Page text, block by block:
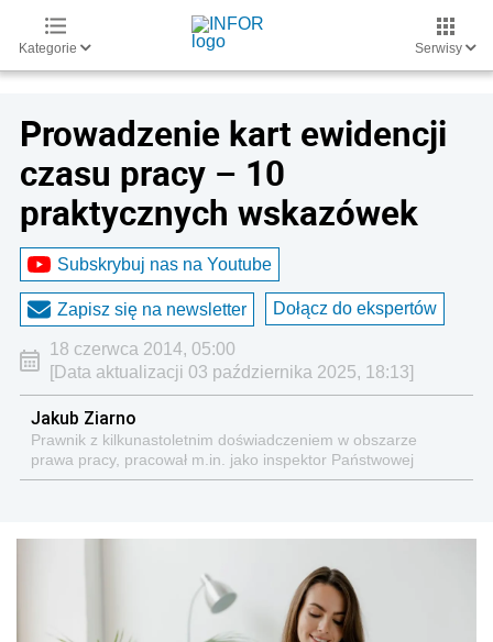
Kategorie Serwisy
Prowadzenie kart ewidencji
czasu pracy – 10
praktycznych wskazówek
Subskrybuj nas na Youtube
Zapisz się na newsletter Dołącz do ekspertów
18 czerwca 2014, 05:00
[Data aktualizacji 03 października 2025, 18:13]
Jakub Ziarno
Prawnik z kilkunastoletnim doświadczeniem w obszarze
prawa pracy, pracował m.in. jako inspektor Państwowej
Inspekcji Pracy, był też redaktorem naczelnym kilku
kadrowych i pracodawców, jest autorem kilkuset publikacji z